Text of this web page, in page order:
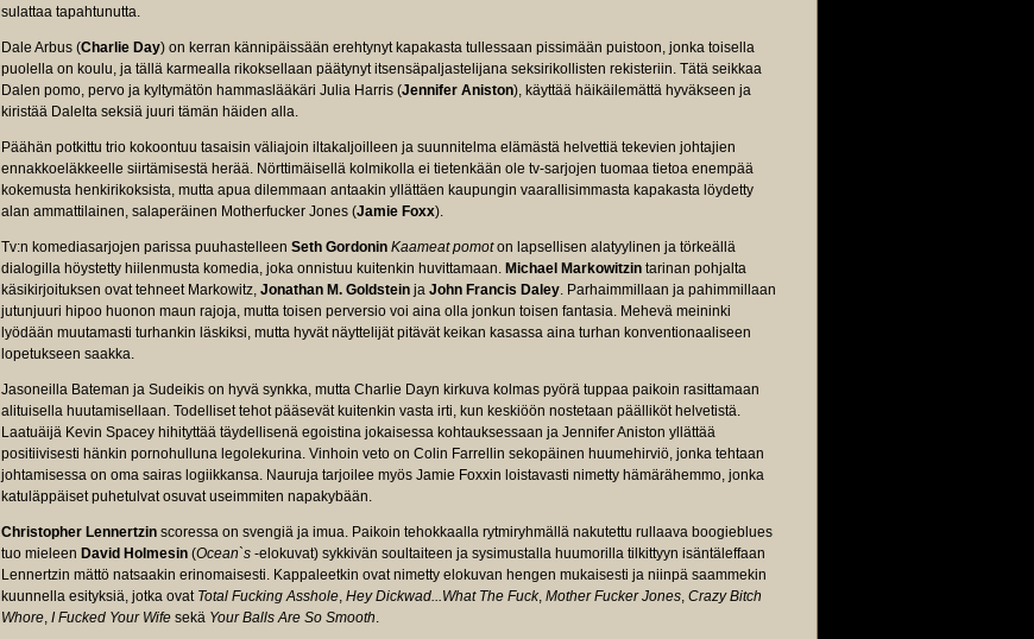
sulattaa tapahtunutta.
Dale Arbus (Charlie Day) on kerran kännipäissään erehtynyt kapakasta tullessaan pissimään puistoon, jonka toisella
puolella on koulu, ja tällä karmealla rikoksellaan päätynyt itsensäpaljastelijana seksirikollisten rekisteriin. Tätä seikkaa
Dalen pomo, pervo ja kyltymätön hammaslääkäri Julia Harris (Jennifer Aniston), käyttää häikäilemättä hyväkseen ja
kiristää Dalelta seksiä juuri tämän häiden alla.
Päähän potkittu trio kokoontuu tasaisin väliajoin iltakaljoilleen ja suunnitelma elämästä helvettiä tekevien johtajien
ennakkoeläkkeelle siirtämisestä herää. Nörttimäisellä kolmikolla ei tietenkään ole tv-sarjojen tuomaa tietoa enempää
kokemusta henkirikoksista, mutta apua dilemmaan antaakin yllättäen kaupungin vaarallisimmasta kapakasta löydetty
alan ammattilainen, salaperäinen Motherfucker Jones (Jamie Foxx).
Tv:n komediasarjojen parissa puuhastelleen Seth Gordonin Kaameat pomoton lapsellisen alatyylinen ja törkeällä
dialogilla höystetty hiilenmusta komedia, joka onnistuu kuitenkin huvittamaan. Michael Markowitzin tarinan pohjalta
käsikirjoituksen ovat tehneet Markowitz, Jonathan M. Goldstein ja John Francis Daley. Parhaimmillaan ja pahimmillaan
jutunjuuri hipoo huonon maun rajoja, mutta toisen perversio voi aina olla jonkun toisen fantasia. Mehevä meininki
lyödään muutamasti turhankin läskiksi, mutta hyvät näyttelijät pitävät keikan kasassa aina turhan konventionaaliseen
lopetukseen saakka.
Jasoneilla Bateman ja Sudeikis on hyvä synkka, mutta Charlie Dayn kirkuva kolmas pyörä tuppaa paikoin rasittamaan
alituisella huutamisellaan. Todelliset tehot pääsevät kuitenkin vasta irti, kun keskiöön nostetaan päälliköt helvetistä.
Laatuäijä Kevin Spacey hihityttää täydellisenä egoistina jokaisessa kohtauksessaan ja Jennifer Aniston yllättää
positiivisesti hänkin pornohulluna legolekurina. Vinhoin veto on Colin Farrellin sekopäinen huumehirviö, jonka tehtaan
johtamisessa on oma sairas logiikkansa. Nauruja tarjoilee myös Jamie Foxxin loistavasti nimetty hämärähemmo, jonka
katuläppäiset puhetulvat osuvat useimmiten napakybään.
Christopher Lennertzin scoressa on svengiä ja imua. Paikoin tehokkaalla rytmiryhmällä nakutettu rullaava boogieblues
tuo mieleen David Holmesin (Ocean`s -elokuvat) sykkivän soultaiteen ja sysimustalla huumorilla tilkittyyn isäntäleffaan
Lennertzin mättö natsaakin erinomaisesti. Kappaleetkin ovat nimetty elokuvan hengen mukaisesti ja niinpä saammekin
kuunnella esityksiä, jotka ovat Total Fucking Asshole, Hey Dickwad...What The Fuck, Mother Fucker Jones, Crazy Bitch
Whore, I Fucked Your Wife sekä Your Balls Are So Smooth.